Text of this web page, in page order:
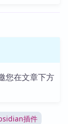
您在文章下方
插件